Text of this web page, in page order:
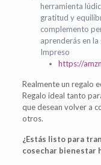
herramienta
gratitud y
complemento
aprenderás en la
Impreso
https://
Realmente un regalo
Regalo ideal tanto
que desean volver a
otros.
¿Estás listo para
cosechar bienestar